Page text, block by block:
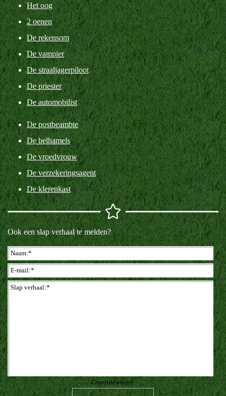
Het oog
2 oenen
De rekensom
De vampier
De straaljagerpiloot
De priester
De automobilist
De postbeambte
De belhamels
De vroedvrouw
De verzekeringsagent
De klerenkast
Ook een slap verhaal te melden?
Controlewoord: